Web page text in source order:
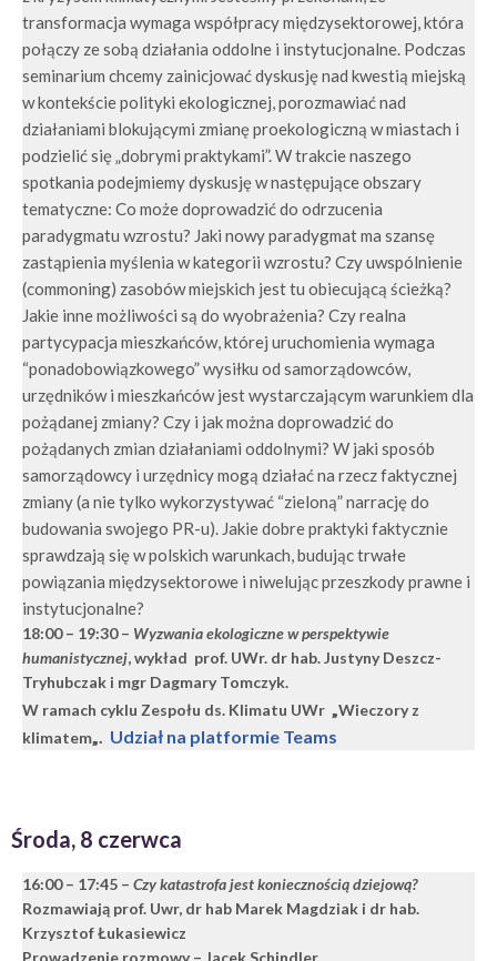
transformacja wymaga współpracy międzysektorowej, która
połączy ze sobą działania oddolne i instytucjonalne. Podczas
seminarium chcemy zainicjować dyskusję nad kwestią miejską
w kontekście polityki ekologicznej, porozmawiać nad
działaniami blokującymi zmianę proekologiczną w miastach i
podzielić się „dobrymi praktykami”. W trakcie naszego
spotkania podejmiemy dyskusję w następujące obszary
tematyczne: Co może doprowadzić do odrzucenia
paradygmatu wzrostu? Jaki nowy paradygmat ma szansę
zastąpienia myślenia w kategorii wzrostu? Czy uwspólnienie
(commoning) zasobów miejskich jest tu obiecującą ścieżką?
Jakie inne możliwości są do wyobrażenia? Czy realna
partycypacja mieszkańców, której uruchomienia wymaga
“ponadobowiązkowego” wysiłku od samorządowców,
urzędników i mieszkańców jest wystarczającym warunkiem dla
pożądanej zmiany? Czy i jak można doprowadzić do
pożądanych zmian działaniami oddolnymi? W jaki sposób
samorządowcy i urzędnicy mogą działać na rzecz faktycznej
zmiany (a nie tylko wykorzystywać “zieloną” narrację do
budowania swojego PR-u). Jakie dobre praktyki faktycznie
sprawdzają się w polskich warunkach, budując trwałe
powiązania międzysektorowe i niwelując przeszkody prawne i
instytucjonalne?
18:00 – 19:30– Wyzwania ekologiczne w perspektywie
humanistycznej, wykład prof. UWr. dr hab. Justyny Deszcz-
Tryhubczak i mgr Dagmary Tomczyk.
W ramach cyklu Zespołu ds. Klimatu UWr „Wieczory z
klimatem„. Udział na platformie Teams
Środa, 8 czerwca
16:00 – 17:45 – Czy katastrofa jest koniecznością dziejową?
Rozmawiają prof. Uwr, dr hab Marek Magdziak i dr hab.
Krzysztof Łukasiewicz
Prowadzenie rozmowy – Jacek Schindler